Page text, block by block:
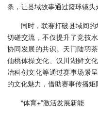
条，让县域故事通过篮球镜头
同时，联赛打破县域间
切磋交流，不仅提升了竞技
协同发展的共识。天门陆羽
仙桃体操文化、汉川湖鲜文
冶科创文化等通过赛事场景
的文化魅力，借助赛事传播矩
“体育+”激活发展新能